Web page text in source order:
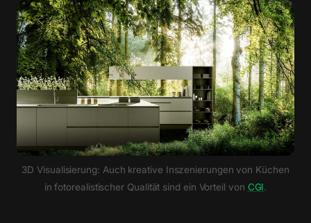
3D Visualisierung: Auch kreative Inszenierungen von Küchen
in fotorealistischer Qualität sind ein Vorteil von CGI.